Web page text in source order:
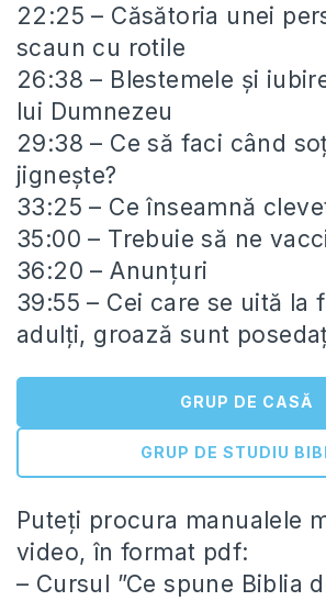
22:25 – Căsătoria unei
scaun cu rotile
26:38 – Blestemele și
lui Dumnezeu
29:38 – Ce să faci când
jignește?
33:25 – Ce înseamnă
35:00 – Trebuie să ne
36:20 – Anunțuri
39:55 – Cei care se uită la
adulți, groază sunt
GRUP DE CASĂ
GRUP DE STUDIU
Puteți procura manualele
video, în format pdf:
– Cursul ”Ce spune Biblia